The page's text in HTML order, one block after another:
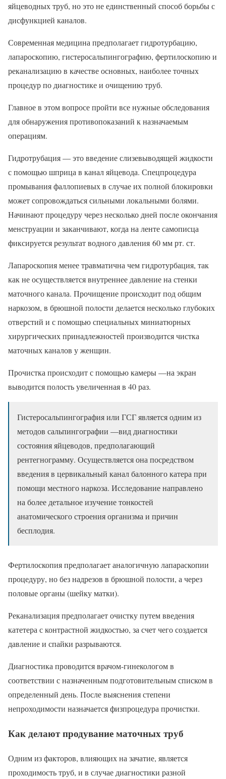
яйцеводных труб, но это не единственный способ борьбы с
дисфункцией каналов.
Современная медицина предполагает гидротурбацию,
лапароскопию, гистеросальпингографию, фертилоскопию и
реканализацию в качестве основных, наиболее точных
процедур по диагностике и очищению труб.
Главное в этом вопросе пройти все нужные обследования
для обнаружения противопоказаний к назначаемым
операциям.
Гидротрубация — это введение слизевыводящей жидкости
с помощью шприца в канал яйцевода. Спецпроцедура
промывания фаллопиевых в случае их полной блокировки
может сопровождаться сильными локальными болями.
Начинают процедуру через несколько дней после окончания
менструации и заканчивают, когда на ленте самописца
фиксируется результат водного давления 60 мм рт. ст.
Лапароскопия менее травматична чем гидротурбация, так
как не осуществляется внутреннее давление на стенки
маточного канала. Прочищение происходит под общим
наркозом, в брюшной полости делается несколько глубоких
отверстий и с помощью специальных миниатюрных
хирургических принадлежностей производится чистка
маточных каналов у женщин.
Прочистка происходит с помощью камеры —на экран
выводится полость увеличенная в 40 раз.
Гистеросальпингография или ГСГ является одним из
методов сальпингографии —вид диагностики
состояния яйцеводов, предполагающий
рентегнограмму. Осуществляется она посредством
введения в цервикальный канал балонного катера при
помощи местного наркоза. Исследование направлено
на более детальное изучение тонкостей
анатомического строения организма и причин
бесплодия.
Фертилоскопия предполагает аналогичную лапараскопии
процедуру, но без надрезов в брюшной полости, а через
половые органы (шейку матки).
Реканализация предполагает очистку путем введения
катетера с контрастной жидкостью, за счет чего создается
давление и спайки разрываются.
Диагностика проводится врачом-гинекологом в
соответствии с назначенным подготовительным списком в
определенный день. После выяснения степени
непроходимости назначается физпроцедура прочистки.
Как делают продувание маточных труб
Одним из факторов, влияющих на зачатие, является
проходимость труб, и в случае диагностики разной